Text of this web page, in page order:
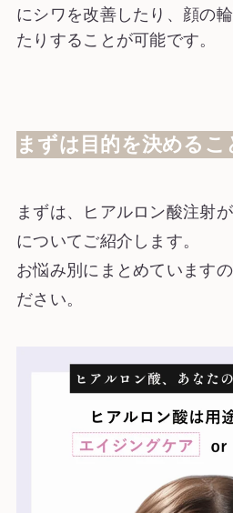
にシワを改善したり、顔の
たりすることが可能です。
まずは目的を決めるこ
まずは、ヒアルロン酸注射
についてご紹介します。
お悩み別にまとめています
ださい。